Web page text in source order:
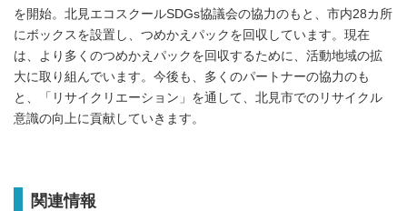
を開始。北見エコスクールSDGs協議会の協力のもと、市内28カ所
にボックスを設置し、つめかえパックを回収しています。現在
は、より多くのつめかえパックを回収するために、活動地域の拡
大に取り組んでいます。今後も、多くのパートナーの協力のも
と、「リサイクリエーション」を通して、北見市でのリサイクル
意識の向上に貢献していきます。
関連情報